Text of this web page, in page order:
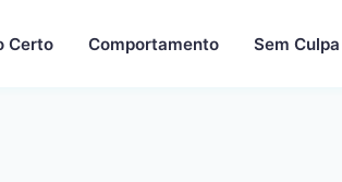
Certo Comportamento Sem Culpa